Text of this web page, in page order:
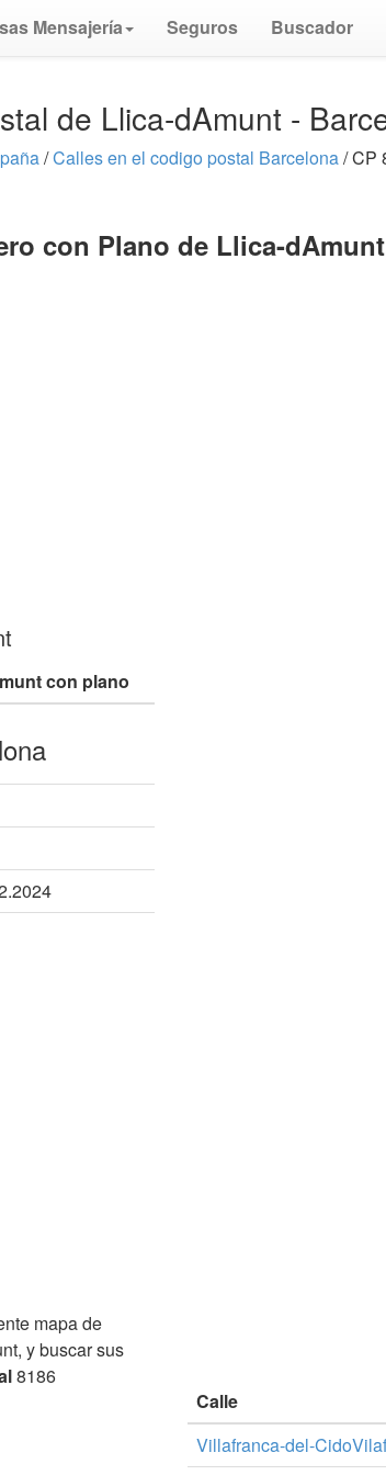
Mensajería Seguros Buscador
de Llica-dAmunt -
/Calles en el codigo postal Barcelona/ CP
con Plano de Llica-
con plano
mapa de
y buscar sus
8186
Calle
Villafranca-del-